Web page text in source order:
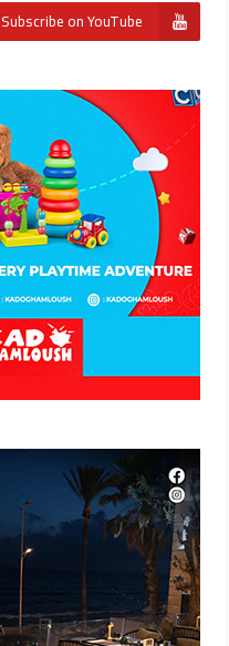
Subscribe on YouTube